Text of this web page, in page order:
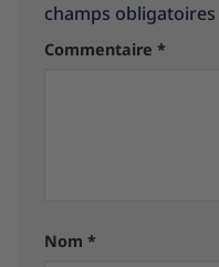
champs
Commentaire *
Nom *